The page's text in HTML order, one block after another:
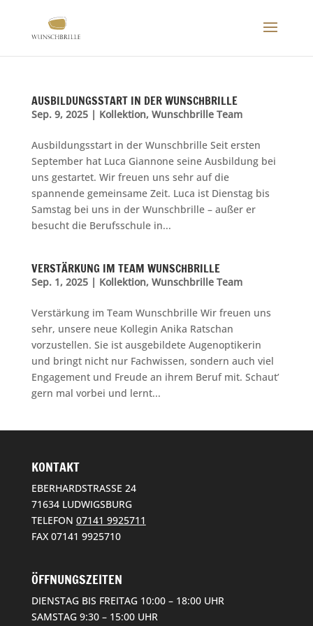
AUSBILDUNGSSTART IN DER WUNSCHBRILLE
Sep. 9, 2025| Kollektion, Wunschbrille Team
Ausbildungsstart in der Wunschbrille Seit ersten
September hat Luca Giannone seine Ausbildung bei
uns gestartet. Wir freuen uns sehr auf die
spannende gemeinsame Zeit. Luca ist Dienstag bis
Samstag bei uns in der Wunschbrille – außer er
besucht die Berufsschule in...
VERSTÄRKUNG IM TEAM WUNSCHBRILLE
Sep. 1, 2025| Kollektion, Wunschbrille Team
Verstärkung im Team Wunschbrille Wir freuen uns
sehr, unsere neue Kollegin Anika Ratschan
vorzustellen. Sie ist ausgebildete Augenoptikerin
und bringt nicht nur Fachwissen, sondern auch viel
Engagement und Freude an ihrem Beruf mit. Schaut’
gern mal vorbei und lernt...
KONTAKT
EBERHARDSTRASSE 24
71634 LUDWIGSBURG
TELEFON 07141 9925711
FAX 07141 9925710
ÖFFNUNGSZEITEN
DIENSTAG BIS FREITAG 10:00 – 18:00 UHR
SAMSTAG 9:30 – 15:00 UHR